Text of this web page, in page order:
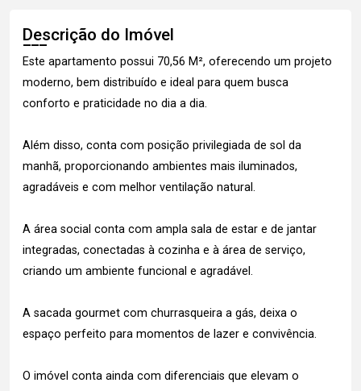
Descrição do Imóvel
Este apartamento possui 70,56 M², oferecendo um projeto
moderno, bem distribuído e ideal para quem busca
conforto e praticidade no dia a dia.
Além disso, conta com posição privilegiada de sol da
manhã, proporcionando ambientes mais iluminados,
agradáveis e com melhor ventilação natural.
A área social conta com ampla sala de estar e de jantar
integradas, conectadas à cozinha e à área de serviço,
criando um ambiente funcional e agradável.
A sacada gourmet com churrasqueira a gás, deixa o
espaço perfeito para momentos de lazer e convivência.
O imóvel conta ainda com diferenciais que elevam o